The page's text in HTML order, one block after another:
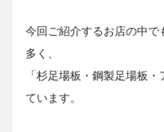
今回ご紹介するお店の中で
多く、
「杉足場板・鋼製足場板
ています。